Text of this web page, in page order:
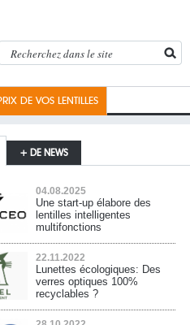
DE VOS LENTILLES
+ DE NEWS
04.08.2025
Une start-up élabore des
lentilles intelligentes
multifonctions
22.11.2022
Lunettes écologiques: Des
verres optiques 100%
recyclables ?